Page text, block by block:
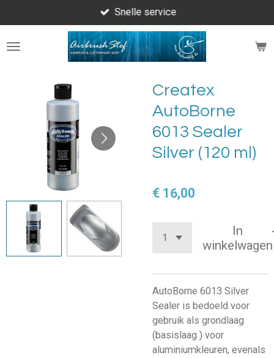
direct
naar
Snelle service
Createx
AutoBorne
6013 Sealer
Silver (120 ml)
€ 16,00
In
winkelwagen
AutoBorne 6013 Silver
Sealer is bedoeld voor
gebruik als grondlaag
(basislaag ) voor
aluminiumkleuren, evenals